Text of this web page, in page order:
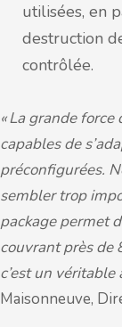
utilisées, en
destruction
contrôlée.
« La grande
capables de
préconfigurées.
sembler trop
package permet
couvrant près de
c’est un véritable
Maisonneuve,